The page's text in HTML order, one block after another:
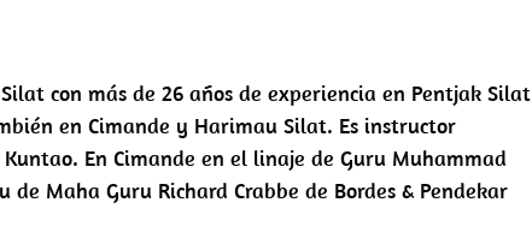
con más de 26 años de experiencia en Pentjak Silat
en Cimande y Harimau Silat. Es instructor
En Cimande en el linaje de Guru Muhammad
Maha Guru Richard Crabbe de Bordes & Pendekar